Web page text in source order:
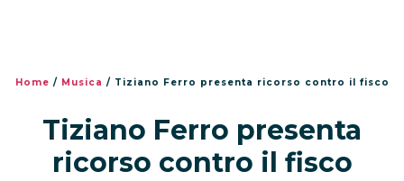
Home / Musica / Tiziano Ferro presenta ricorso contro il fisco
Tiziano Ferro presenta
ricorso contro il fisco